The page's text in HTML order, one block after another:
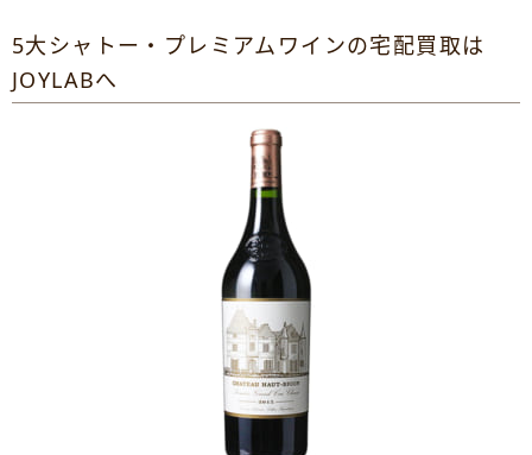
5大シャトー・プレミアムワインの宅配買取は
JOYLABへ